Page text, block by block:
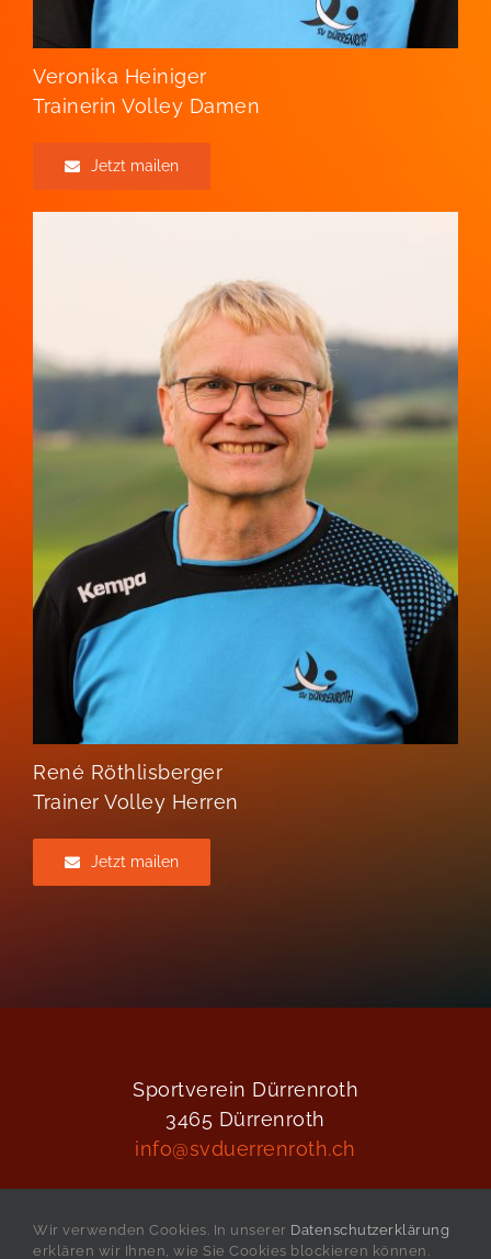
Veronika Heiniger
Trainerin Volley Damen
Jetzt mailen
René Röthlisberger
Trainer Volley Herren
Jetzt mailen
Sportverein Dürrenroth
3465 Dürrenroth
info@svduerrenroth.ch
Wir verwenden Cookies. In unserer Datenschutzerklärung
erklären wir Ihnen, wie Sie Cookies blockieren können.